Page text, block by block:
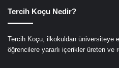
Tercih Koçu Nedir?
Tercih Koçu, ilkokuldan üniversiteye
öğrencilere yararlı içerikler üreten ve